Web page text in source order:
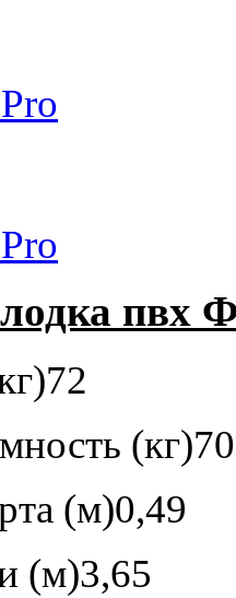
пвх
72
(кг)
(м)0,49
(м)3,65